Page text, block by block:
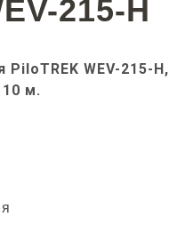
215-H
WEV-215-H,
м.